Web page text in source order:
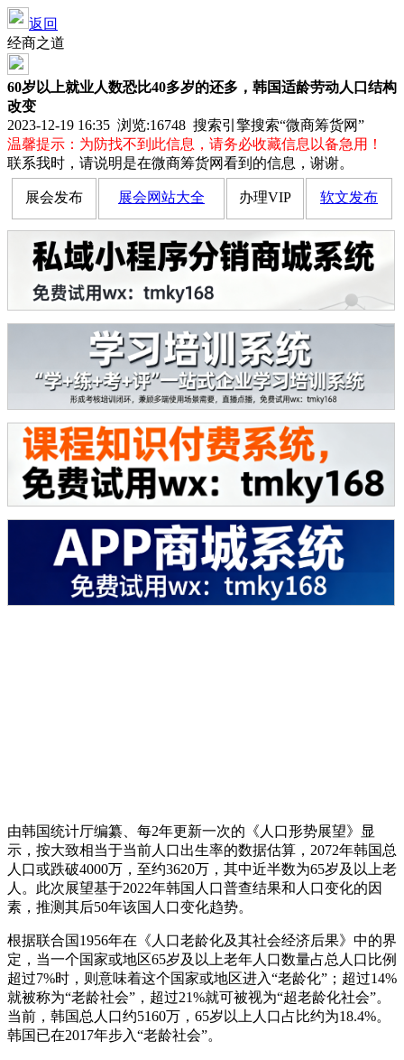
返回
经商之道
60岁以上就业人数恐比40多岁的还多，韩国适龄劳动人口结构
改变
2023-12-19 16:35 浏览:16748 搜索引擎搜索“微商筹货网”
温馨提示：为防找不到此信息，请务必收藏信息以备急用！
联系我时，请说明是在微商筹货网看到的信息，谢谢。
展会发布 展会网站大全 办理VIP 软文发布
由韩国统计厅编纂、每2年更新一次的《人口形势展望》显
示，按大致相当于当前人口出生率的数据估算，2072年韩国总
人口或跌破4000万，至约3620万，其中近半数为65岁及以上老
人。此次展望基于2022年韩国人口普查结果和人口变化的因
素，推测其后50年该国人口变化趋势。
根据联合国1956年在《人口老龄化及其社会经济后果》中的界
定，当一个国家或地区65岁及以上老年人口数量占总人口比例
超过7%时，则意味着这个国家或地区进入“老龄化”；超过14%
就被称为“老龄社会”，超过21%就可被视为“超老龄化社会”。
当前，韩国总人口约5160万，65岁以上人口占比约为18.4%。
韩国已在2017年步入“老龄社会”。